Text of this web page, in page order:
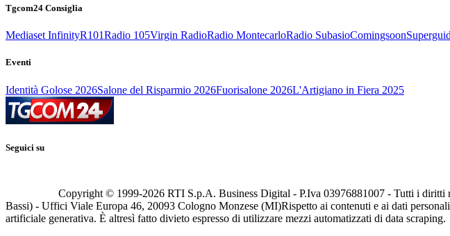
Tgcom24 Consiglia
Mediaset InfinityR101Radio 105Virgin RadioRadio MontecarloRadio SubasioComingsoon
Eventi
Identità Golose 2026Salone del Risparmio 2026Fuorisalone 2026L'Artigiano in Fiera 2025
Seguici su
Copyright © 1999-2026 RTI S.p.A. Business Digital - P.Iva 03976881007 - Tutti i diritti
Bassi) - Uffici Viale Europa 46, 20093 Cologno Monzese (MI)Rispetto ai contenuti e ai dati
artificiale generativa. È altresì fatto divieto espresso di utilizzare mezzi automatizzati di data scraping.